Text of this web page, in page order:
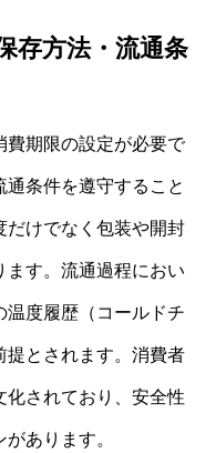
存方法・流通条
費期限の設定が必要で
条件を遵守すること
だけでなく包装や開封
ます。流通過程におい
温度履歴（コールドチ
提とされます。消費者
化されており、安全性
あります。